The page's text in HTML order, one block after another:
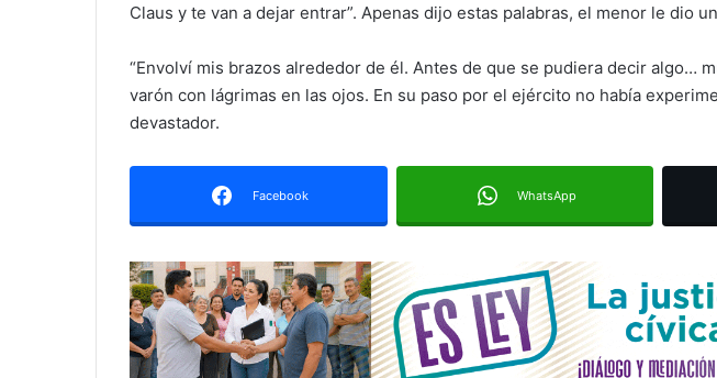
Claus y te van a dejar entrar”. Apenas dijo estas palabras, el menor le dio
“Envolví mis brazos alrededor de él. Antes de que se pudiera decir algo…
varón con lágrimas en las ojos. En su paso por el ejército no había
devastador.
Facebook WhatsApp
destaca
Luis
llegada
Carlos